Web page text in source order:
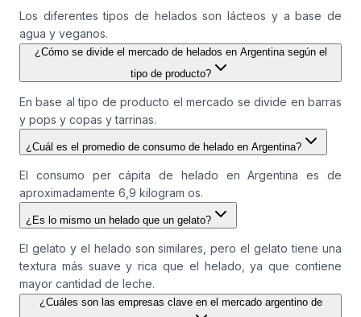
Los diferentes tipos de helados son lácteos y a base de
agua y veganos.
¿Cómo se divide el mercado de helados en Argentina según el
tipo de producto?
En base al tipo de producto el mercado se divide en barras
y pops y copas y tarrinas.
¿Cuál es el promedio de consumo de helado en Argentina?
El consumo per cápita de helado en Argentina es de
aproximadamente 6,9 kilogram os.
¿Es lo mismo un helado que un gelato?
El gelato y el helado son similares, pero el gelato tiene una
textura más suave y rica que el helado, ya que contiene
mayor cantidad de leche.
¿Cuáles son las empresas clave en el mercado argentino de